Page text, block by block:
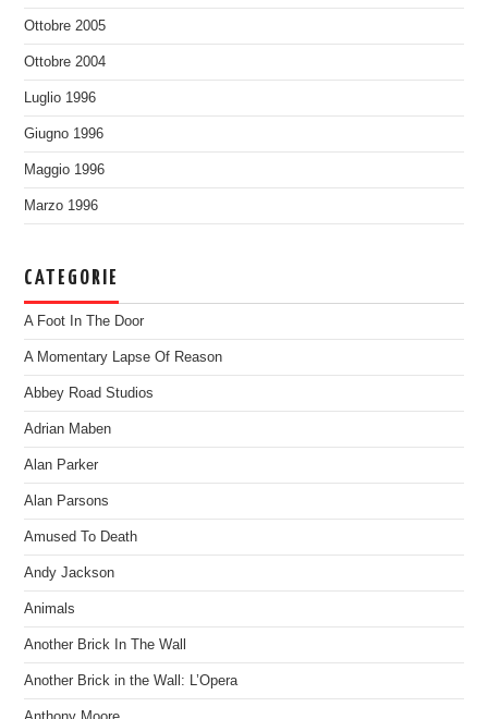
Ottobre 2005
Ottobre 2004
Luglio 1996
Giugno 1996
Maggio 1996
Marzo 1996
CATEGORIE
A Foot In The Door
A Momentary Lapse Of Reason
Abbey Road Studios
Adrian Maben
Alan Parker
Alan Parsons
Amused To Death
Andy Jackson
Animals
Another Brick In The Wall
Another Brick in the Wall: L’Opera